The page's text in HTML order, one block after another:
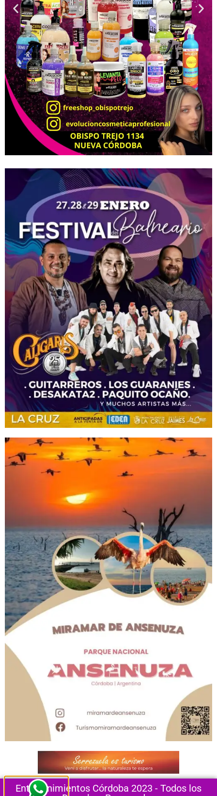
Entretenimientos Córdoba 2023 - Todos los